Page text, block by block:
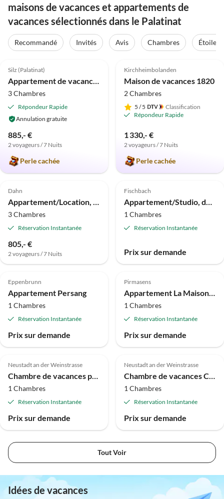
maisons de vacances et appartements de
vacances sélectionnés dans le Palatinat
Recommandé Invités Avis Chambres Étoiles
Meilleure
Annonce
Silz (Palatinat)
3 Chambres
Répondeur Rapide
Annulation gratuite
885,- €
2 voyageurs / 7 Nuits
Perle cachée
Meilleure
Annonce
Kirchheimbolanden
Maison de vacances 1820
2 Chambres
5 / 5
Classification
Répondeur Rapide
1 330,- €
2 voyageurs / 7 Nuits
Perle cachée
Dahn
3 Chambres
Réservation Instantanée
805,- €
2 voyageurs / 7 Nuits
Fischbach
1 Chambres
Réservation Instantanée
Prix sur demande
Eppenbrunn
Appartement Persang
1 Chambres
Réservation Instantanée
Prix sur demande
Pirmasens
1 Chambres
Réservation Instantanée
Prix sur demande
Neustadt an der Weinstrasse
1 Chambres
Réservation Instantanée
Prix sur demande
Neustadt an der Weinstrasse
1 Chambres
Réservation Instantanée
Prix sur demande
Tout Voir
Idées de vacances